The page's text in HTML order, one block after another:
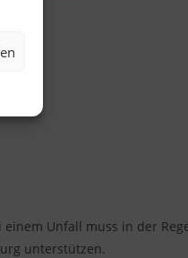
Unfall muss in der
unterstützen.